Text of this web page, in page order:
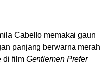
Cabello memakai gaun
panjang berwarna merah
di film Gentlemen Prefer